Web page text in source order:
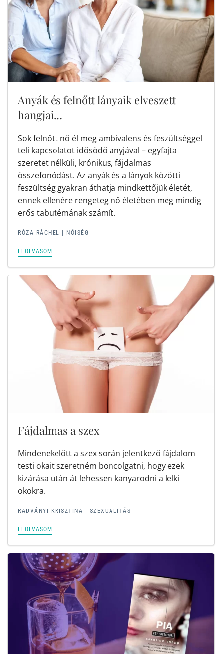
Anyák és felnőtt lányaik elveszett
hangjai…
Sok felnőtt nő él meg ambivalens és feszültséggel
teli kapcsolatot idősödő anyjával – egyfajta
szeretet nélküli, krónikus, fájdalmas
összefonódást. Az anyák és a lányok közötti
feszültség gyakran áthatja mindkettőjük életét,
ennek ellenére rengeteg nő életében még mindig
erős tabutémának számít.
RÓZA RÁCHEL | NŐISÉG
ELOLVASOM
Fájdalmas a szex
Mindenekelőtt a szex során jelentkező fájdalom
testi okait szeretném boncolgatni, hogy ezek
kizárása után át lehessen kanyarodni a lelki
okokra.
RADVÁNYI KRISZTINA SZEXUALITÁS
ELOLVASOM